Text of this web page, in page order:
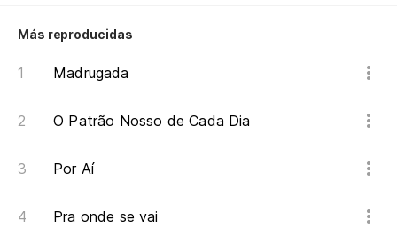
Más reproducidas
Madrugada
O Patrão Nosso de Cada Dia
Por Aí
Pra onde se vai